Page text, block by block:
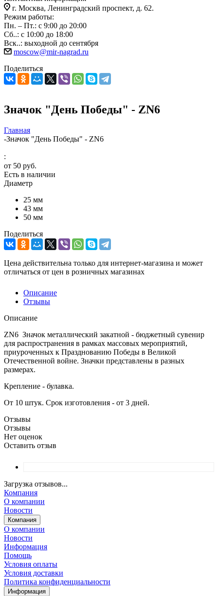
г. Москва, Ленинградский проспект, д. 62.
Режим работы:
Пн. – Пт.: с 9:00 до 20:00
Сб..: с 10:00 до 18:00
Вск..: выходной до сентября
moscow@mir-nagrad.ru
Поделиться
Значок "День Победы" - ZN6
Главная
-Значок "День Победы" - ZN6
:
от 50 руб.
Есть в наличии
Диаметр
25 мм
43 мм
50 мм
Поделиться
Цена действительна только для интернет-магазина и может
отличаться от цен в розничных магазинах
Описание
Отзывы
Описание
ZN6 Значок металлический закатной - бюджетный сувенир
для распространения в рамках массовых мероприятий,
приуроченных к Празднованию Победы в Великой
Отечественной войне. Значки представлены в разных
размерах.
Крепление - булавка.
От 10 штук. Срок изготовления - от 3 дней.
Отзывы
Отзывы
Нет оценок
Оставить отзыв
Загрузка отзывов...
Компания
О компании
Новости
Компания
О компании
Новости
Информация
Помощь
Условия оплаты
Условия доставки
Политика конфиденциальности
Информация